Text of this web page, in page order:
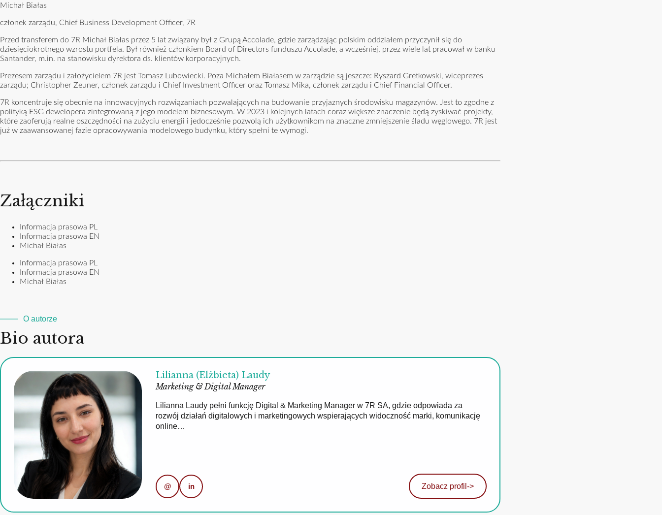
Michał Białas
członek zarządu, Chief Business Development Officer, 7R
Przed transferem do 7R Michał Białas przez 5 lat związany był z Grupą Accolade, gdzie zarządzając polskim oddziałem przyczynił się do
dziesięciokrotnego wzrostu portfela. Był również członkiem Board of Directors funduszu Accolade, a wcześniej, przez wiele lat pracował w banku
Santander, m.in. na stanowisku dyrektora ds. klientów korporacyjnych.
Prezesem zarządu i założycielem 7R jest Tomasz Lubowiecki. Poza Michałem Białasem w zarządzie są jeszcze: Ryszard Gretkowski, wiceprezes
zarządu; Christopher Zeuner, członek zarządu i Chief Investment Officer oraz Tomasz Mika, członek zarządu i Chief Financial Officer.
7R koncentruje się obecnie na innowacyjnych rozwiązaniach pozwalających na budowanie przyjaznych środowisku magazynów. Jest to zgodne z
polityką ESG dewelopera zintegrowaną z jego modelem biznesowym. W 2023 i kolejnych latach coraz większe znaczenie będą zyskiwać projekty,
które zaoferują realne oszczędności na zużyciu energii i jedocześnie pozwolą ich użytkownikom na znaczne zmniejszenie śladu węglowego. 7R jest
już w zaawansowanej fazie opracowywania modelowego budynku, który spełni te wymogi.
Załączniki
Informacja prasowa PL
Informacja prasowa EN
Michał Białas
Informacja prasowa PL
Informacja prasowa EN
Michał Białas
O autorze
Bio autora
Lilianna (Elżbieta) Laudy
Marketing & Digital Manager
Lilianna Laudy pełni funkcję Digital & Marketing Manager w 7R SA, gdzie odpowiada za
rozwój działań digitalowych i marketingowych wspierających widoczność marki, komunikację
online…
@ in Zobacz profil ->